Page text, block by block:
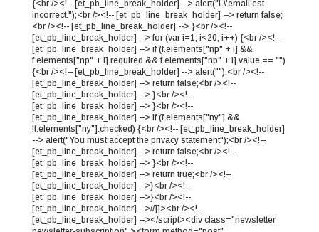
{<br /><!-- [et_pb_line_break_holder] --> alert("L\'email est
incorrect.");<br /><!-- [et_pb_line_break_holder] --> return false;
<br /><!-- [et_pb_line_break_holder] --> }<br /><!--
[et_pb_line_break_holder] --> for (var i=1; i<20; i++) {<br /><!--
[et_pb_line_break_holder] --> if (f.elements["np" + i] &&
f.elements["np" + i].required && f.elements["np" + i].value == "")
{<br /><!-- [et_pb_line_break_holder] --> alert("");<br /><!--
[et_pb_line_break_holder] --> return false;<br /><!--
[et_pb_line_break_holder] --> }<br /><!--
[et_pb_line_break_holder] --> }<br /><!--
[et_pb_line_break_holder] --> if (f.elements["ny"] &&
!f.elements["ny"].checked) {<br /><!-- [et_pb_line_break_holder]
--> alert("You must accept the privacy statement");<br /><!--
[et_pb_line_break_holder] --> return false;<br /><!--
[et_pb_line_break_holder] --> }<br /><!--
[et_pb_line_break_holder] --> return true;<br /><!--
[et_pb_line_break_holder] -->}<br /><!--
[et_pb_line_break_holder] -->}<br /><!--
[et_pb_line_break_holder] -->//]]><br /><!--
[et_pb_line_break_holder] --></script><div class="newsletter